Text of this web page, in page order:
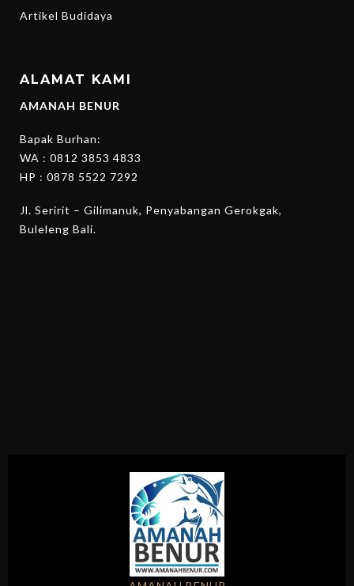
Artikel Budidaya
ALAMAT KAMI
AMANAH BENUR
Bapak Burhan:
WA : 0812 3853 4833
HP : 0878 5522 7292
Jl. Seririt – Gilimanuk, Penyabangan Gerokgak,
Buleleng Bali.